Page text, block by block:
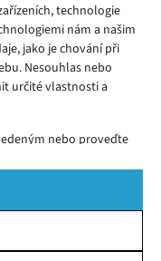
technologie
nám a našim
jako je chování při
Nesouhlas nebo
určité vlastnosti a
nebo proveďte
pouze na tomto
kliknutím na tlačítko
Apple. Obří žaloba
tajemství pro vývoj